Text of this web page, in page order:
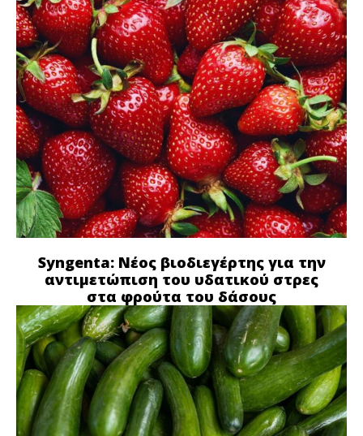
Syngenta: Νέος βιοδιεγέρτης για την
αντιμετώπιση του υδατικού στρες
στα φρούτα του δάσους